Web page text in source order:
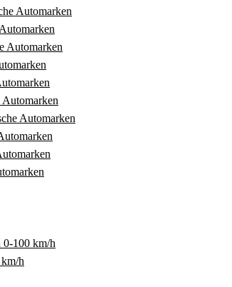
Automarken
Automarken
Automarken
Automarken
100 km/h
h